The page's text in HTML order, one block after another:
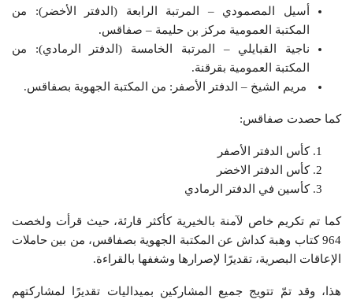
أسيل المصمودي – المرتبة الرابعة (الدفتر الأخضر): من
المكتبة العمومية مركز بن حليمة – صفاقس.
ناجية القبايلي – المرتبة الخامسة (الدفتر الرمادي): من
المكتبة العمومية بقرقنة.
مريم الشيخ – الدفتر الأصفر: من المكتبة الجهوية بصفاقس.
كما حصدت صفاقس:
كأس الدفتر الأصفر
كأس الدفتر الاخضر
كأسين في الدفتر الرمادي
كما تم تكريم خاص لآمنة بالخيرية كأكثر قارئة، حيث قرأت ولخصت
964 كتاب وهبة كداش عن المكتبة الجهوية بصفاقس، من بين حاملات
الإعاقات البصرية، تقديرًا لإصرارها وشغفها بالقراءة.
هذا، وقد تمّ تتويج جميع المشاركين بميداليات تقديرًا لمشاركتهم